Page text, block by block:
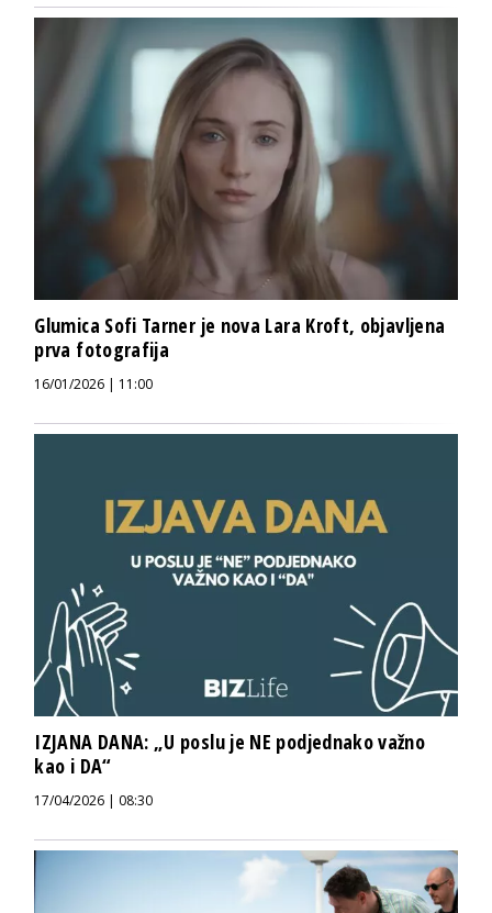
Glumica Sofi Tarner je nova Lara Kroft, objavljena
prva fotografija
16/01/2026 | 11:00
IZJANA DANA: „U poslu je NE podjednako važno
kao i DA“
17/04/2026 | 08:30